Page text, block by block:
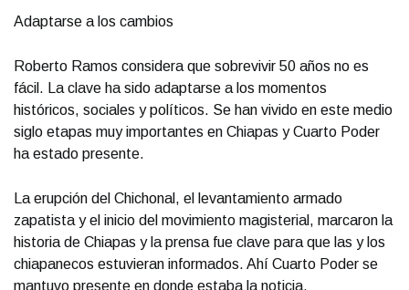
Adaptarse a los cambios
Roberto Ramos considera que sobrevivir 50 años no es
fácil. La clave ha sido adaptarse a los momentos
históricos, sociales y políticos. Se han vivido en este medio
siglo etapas muy importantes en Chiapas y Cuarto Poder
ha estado presente.
La erupción del Chichonal, el levantamiento armado
zapatista y el inicio del movimiento magisterial, marcaron la
historia de Chiapas y la prensa fue clave para que las y los
chiapanecos estuvieran informados. Ahí Cuarto Poder se
mantuvo presente en donde estaba la noticia.